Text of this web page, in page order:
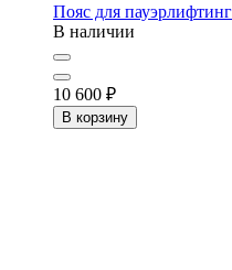
Пояс для
В наличии
10 600 ₽
В корзину